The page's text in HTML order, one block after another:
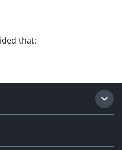
that: